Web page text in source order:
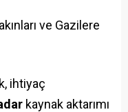
ve Gazilere
ihtiyaç
kaynak aktarımı